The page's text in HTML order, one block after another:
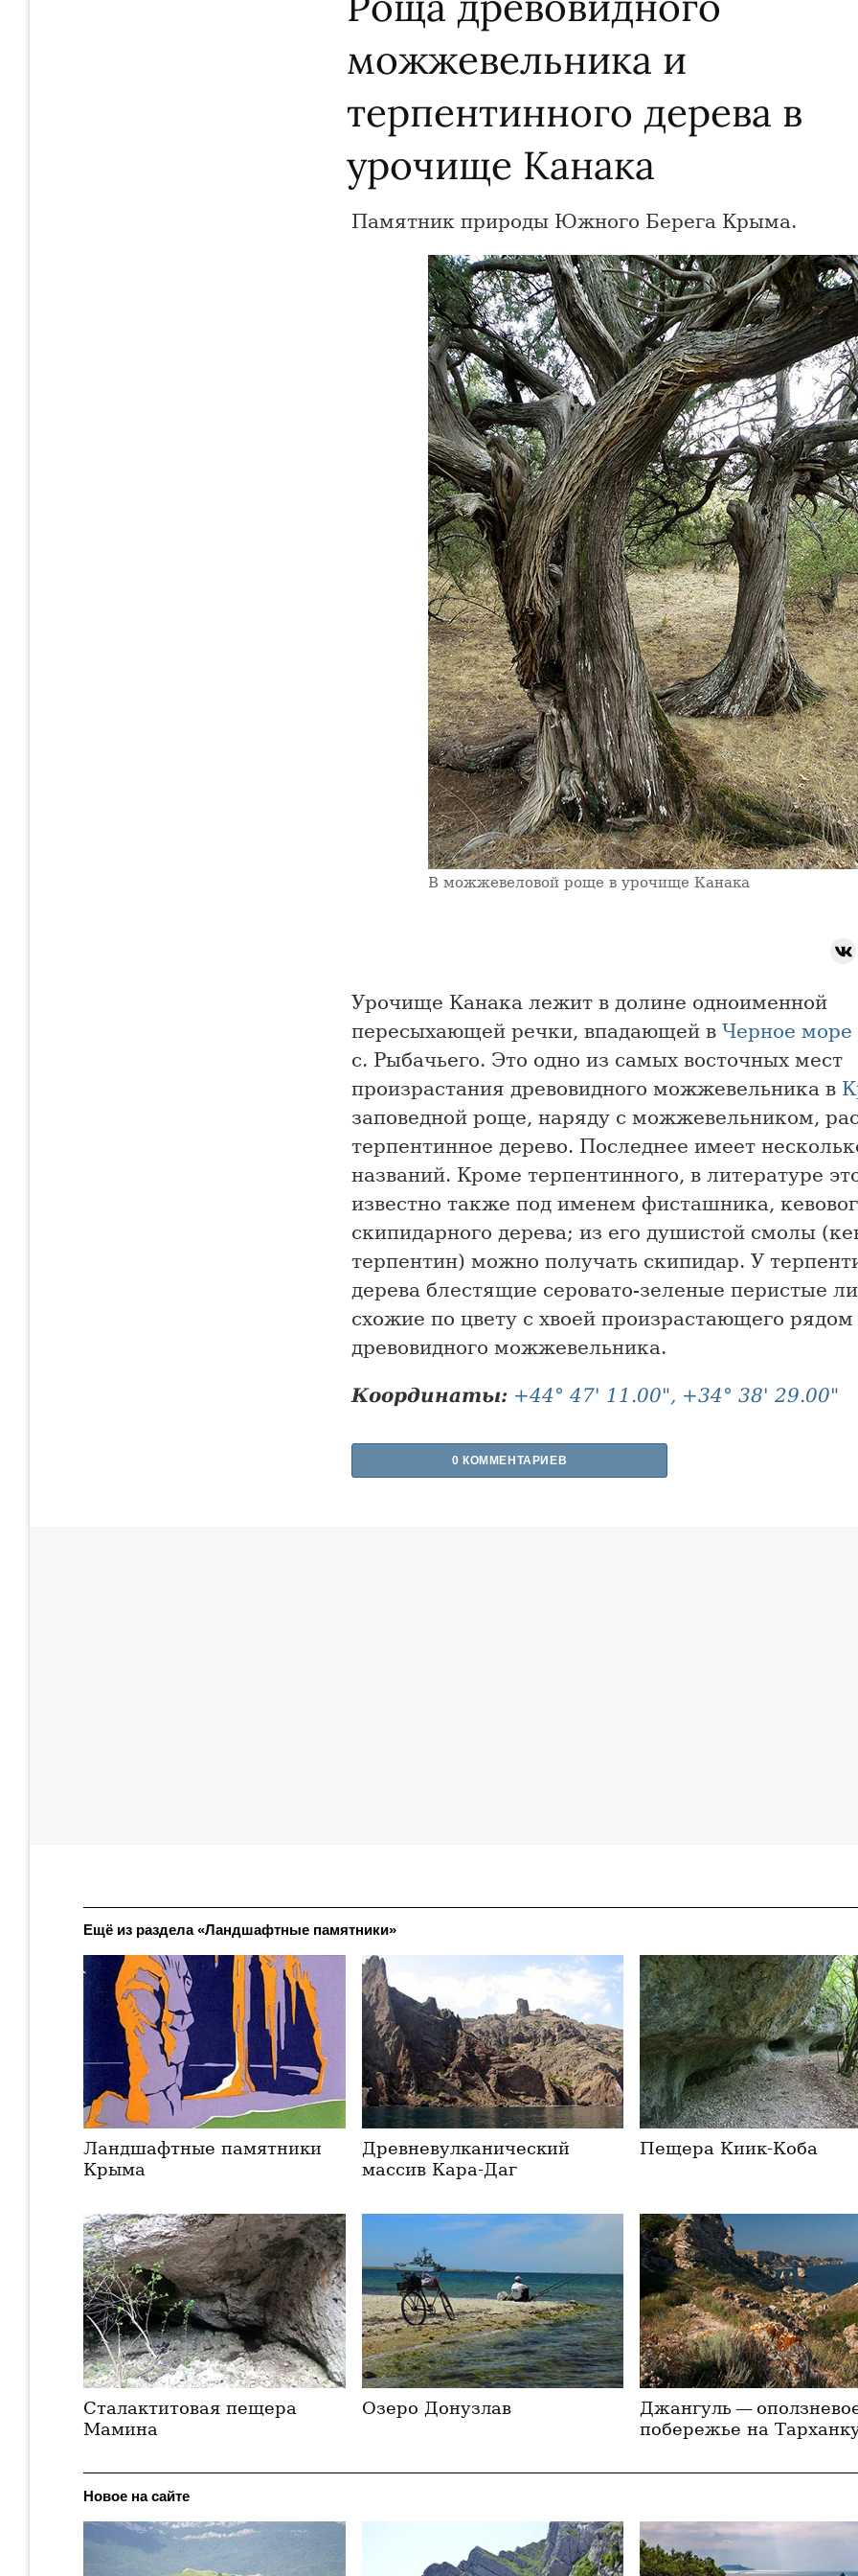
можжевельника и
терпентинного дерева в
урочище Канака
Памятник природы Южного Берега Крыма.
В можжевеловой роще в урочище Канака
Урочище Канака лежит в долине одноименной
пересыхающей речки, впадающей в Черное море
с. Рыбачьего. Это одно из самых восточных мест
произрастания древовидного можжевельника в
заповедной роще, наряду с можжевельником,
терпентинное дерево. Последнее имеет
названий. Кроме терпентинного, в литературе
известно также под именем фисташника,
скипидарного дерева; из его душистой смолы
терпентин) можно получать скипидар. У
дерева блестящие серовато-зеленые перистые
схожие по цвету с хвоей произрастающего рядом
древовидного можжевельника.
Координаты: +44° 47' 11.00", +34° 38' 29.00"
0 КОММЕНТАРИЕВ
Ещё из раздела «Ландшафтные памятники»
Ландшафтные памятники
Крыма
Древневулкани­ческий
массив Кара-Даг
Пещера Киик-Коба
Сталактитовая пещера
Мамина
Озеро Донузлав
Джангуль —
побережье на
Новое на сайте